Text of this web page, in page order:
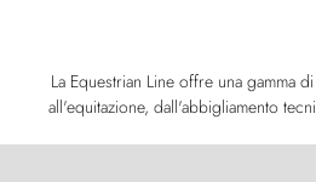
La Equestrian Line offre una gamma
all'equitazione, dall'abbigliamento